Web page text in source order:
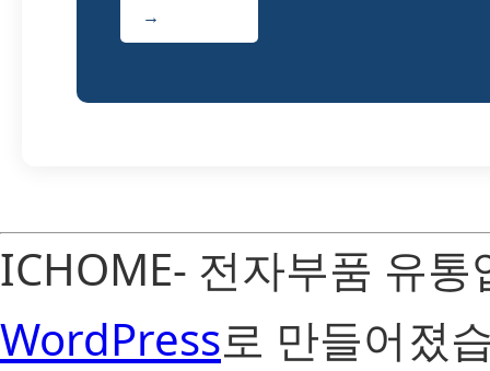
→
ICHOME- 전자부품 유
WordPress로 만들어졌